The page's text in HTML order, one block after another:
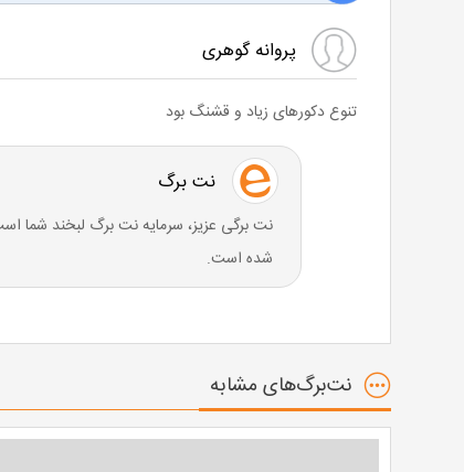
پروانه گوهری
تنوع دکورهای زیاد و قشنگ بود
نت برگ
نت برگی عزیز، سرمایه نت برگ لبخند
شده است.
نت‌برگ‌های مشابه